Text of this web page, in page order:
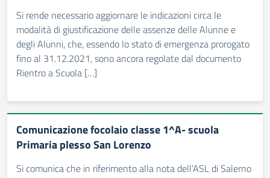
Si rende necessario aggiornare le indicazioni circa le
modalità di giustificazione delle assenze delle Alunne e
degli Alunni, che, essendo lo stato di emergenza prorogato
fino al 31.12.2021, sono ancora regolate dal documento
Rientro a Scuola […]
Comunicazione focolaio classe 1^A- scuola
Primaria plesso San Lorenzo
Si comunica che in riferimento alla nota dell’ASL di Salerno